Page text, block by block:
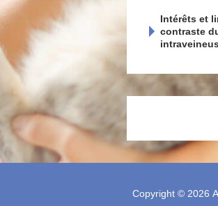
Intérêts et
contraste
Copyright © 2026